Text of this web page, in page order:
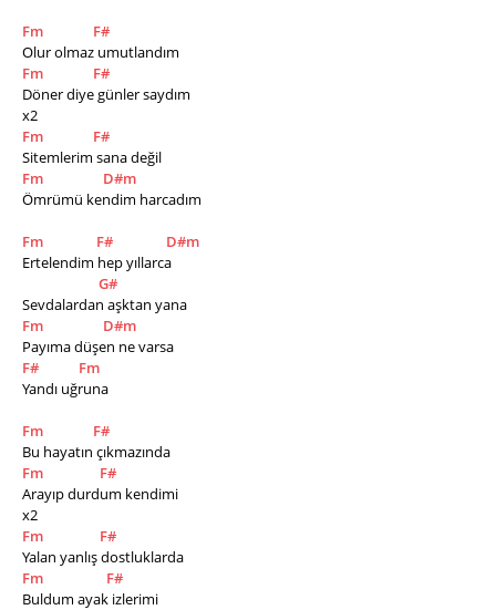
Fm
F#
Olur olmaz umutlandım
Fm
F#
Döner diye günler saydım
x2
Fm
F#
Sitemlerim sana değil
Fm
D#m
Ömrümü kendim harcadım
Fm F#
D#m
Ertelendim hep yıllarca
G#
Sevdalardan aşktan yana
Fm
D#m
Payıma düşen ne varsa
F#
Fm
Yandı uğruna
Fm
F#
Bu hayatın çıkmazında
Fm
F#
Arayıp durdum kendimi
x2
Fm
F#
Yalan yanlış dostluklarda
Fm
F#
Buldum ayak izlerimi